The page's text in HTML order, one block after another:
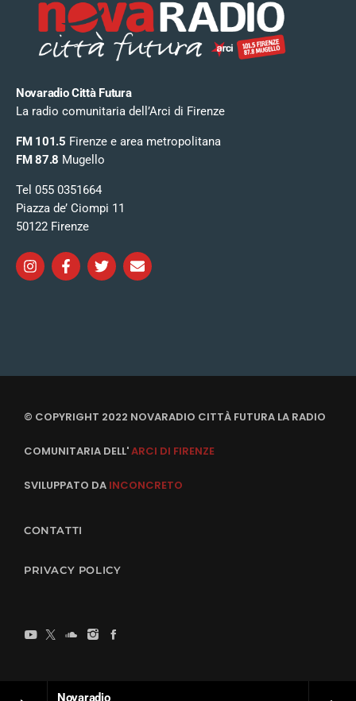
Novaradio
Novaradio Città Futura
La radio comunitaria dell’Arci di Firenze
FM 101.5 Firenze e area metropolitana
FM 87.8 Mugello
Tel 055 0351664
Piazza de’ Ciompi 11
50122 Firenze
© COPYRIGHT 2022 NOVARADIO CITTÀ FUTURA LA RADIO
COMUNITARIA DELL'ARCI DI FIRENZE
SVILUPPATO DA INCONCRETO
CONTATTI
PRIVACY POLICY